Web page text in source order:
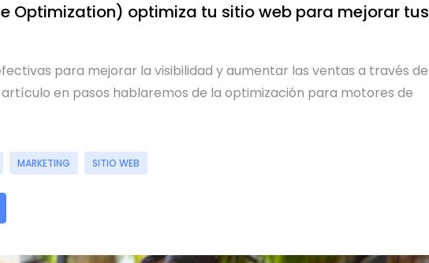
Optimization) optimiza tu sitio web para mejorar tus
para mejorar la visibilidad y aumentar las ventas a través de
en pasos hablaremos de la optimización para motores de
MARKETING SITIO WEB